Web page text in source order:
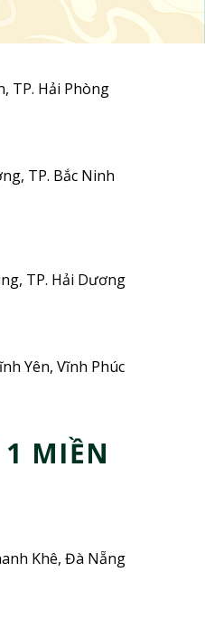
TP. Hải Phòng
TP. Bắc Ninh
TP. Hải Dương
Yên, Vĩnh Phúc
MIỀN
Khê, Đà Nẵng